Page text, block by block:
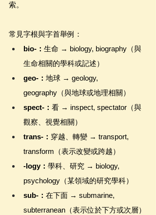
索。
常見字根與字首舉例：
bio-： 生命 → biology, biography（與
生命相關的學科或記述）
geo-： 地球 → geology,
geography（與地球或地理相關）
spect-： 看 → inspect, spectator（與
觀察、視覺相關）
trans-： 穿越、轉變 → transport,
transform（表示改變或跨越）
-logy： 學科、研究 → biology,
psychology（某領域的研究學科）
sub-： 在下面 → submarine,
subterranean（表示位於下方或次層）